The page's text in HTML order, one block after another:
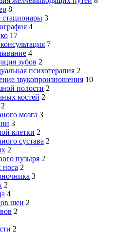
8
3
4
17
7
4
зубов 2
психотерапия 2
звукопроизношения 10
полости 2
костей 2
2
мозга 3
3
клетки 2
сустава 2
2
пузыря 2
носа 2
3
2
4
шеи 2
2
2